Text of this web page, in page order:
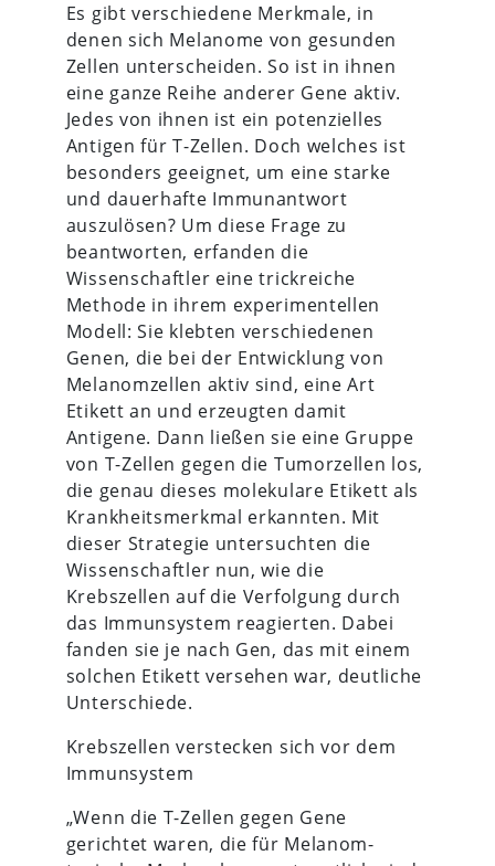
Es gibt verschiedene Merkmale, in
denen sich Melanome von gesunden
Zellen unterscheiden. So ist in ihnen
eine ganze Reihe anderer Gene aktiv.
Jedes von ihnen ist ein potenzielles
Antigen für T-Zellen. Doch welches ist
besonders geeignet, um eine starke
und dauerhafte Immunantwort
auszulösen? Um diese Frage zu
beantworten, erfanden die
Wissenschaftler eine trickreiche
Methode in ihrem experimentellen
Modell: Sie klebten verschiedenen
Genen, die bei der Entwicklung von
Melanomzellen aktiv sind, eine Art
Etikett an und erzeugten damit
Antigene. Dann ließen sie eine Gruppe
von T-Zellen gegen die Tumorzellen los,
die genau dieses molekulare Etikett als
Krankheitsmerkmal erkannten. Mit
dieser Strategie untersuchten die
Wissenschaftler nun, wie die
Krebszellen auf die Verfolgung durch
das Immunsystem reagierten. Dabei
fanden sie je nach Gen, das mit einem
solchen Etikett versehen war, deutliche
Unterschiede.
Krebszellen verstecken sich vor dem
Immunsystem
„Wenn die T-Zellen gegen Gene
gerichtet waren, die für Melanom-